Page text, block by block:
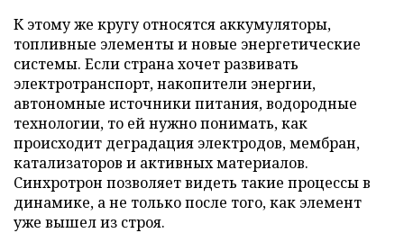
К этому же кругу относятся аккумуляторы,
топливные элементы и новые энергетические
системы. Если страна хочет развивать
электротранспорт, накопители энергии,
автономные источники питания, водородные
технологии, то ей нужно понимать, как
происходит деградация электродов, мембран,
катализаторов и активных материалов.
Синхротрон позволяет видеть такие процессы в
динамике, а не только после того, как элемент
уже вышел из строя.